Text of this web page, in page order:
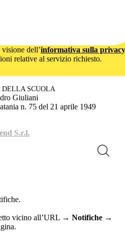
dell’informativa sulla privacy
relative al servizio richiesto.
SCUOLA
Giuliani
n. 75 del 21 aprile 1949
S.r.l.
vicino all’URL → Notifiche →